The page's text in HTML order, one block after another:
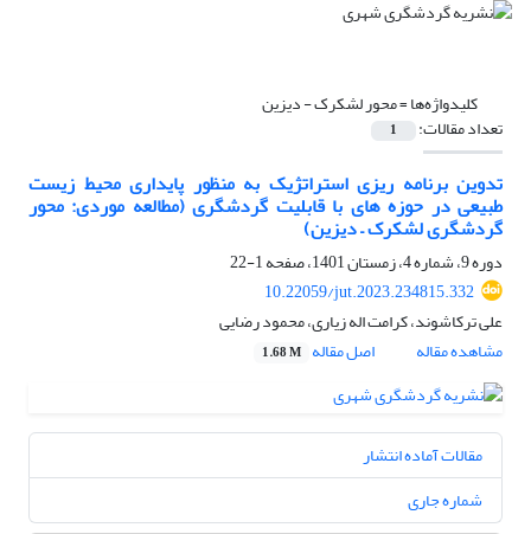
کلیدواژه‌ها =محور لشکرک - دیزین
تعداد مقالات: 1
تدوین برنامه ریزی استراتژیک به منظور پایداری محیط زیست
طبیعی در حوزه های با قابلیت گردشگری (مطالعه موردی: محور
گردشگری لشکرک – دیزین)
دوره 9، شماره 4، زمستان 1401، صفحه
1-22
10.22059/jut.2023.234815.332
علی ترکاشوند، کرامت اله زیاری، محمود رضایی
مشاهده مقاله
اصل مقاله 1.68 M
مقالات آماده انتشار
شماره جاری